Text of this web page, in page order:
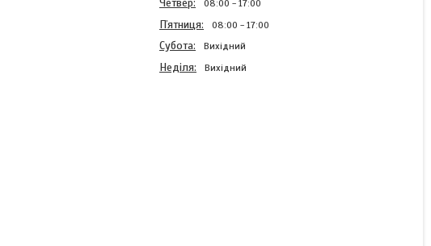
Четвер 08:00 17:00
Пʼятниця 08:00 17:00
Субота Вихідний
Неділя Вихідний